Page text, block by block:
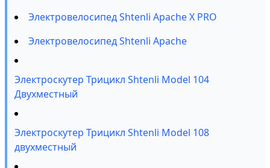
Электровелосипед Shtenli Apache X PRO
Электровелосипед Shtenli Apache
Электроскутер Трицикл Shtenli Model 104
Двухместный
Электроскутер Трицикл Shtenli Model 108
двухместный